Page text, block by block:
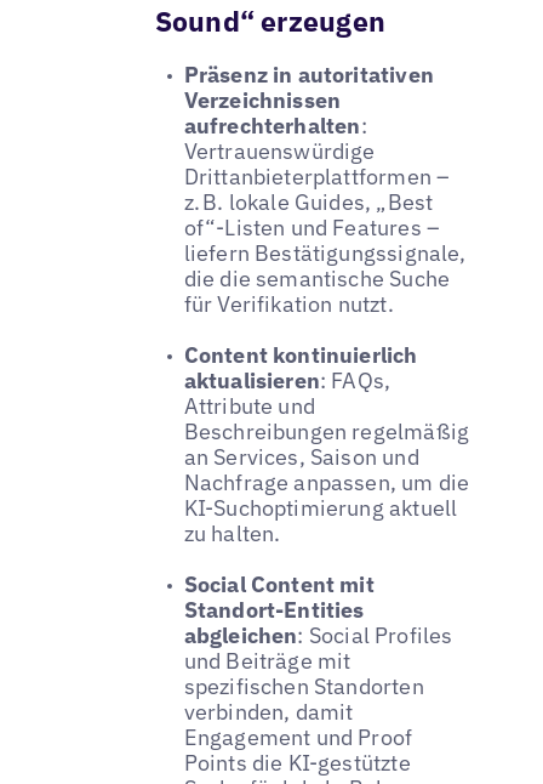
Sound“ erzeugen
Präsenz in autoritativen
Verzeichnissen
aufrechterhalten:
Vertrauenswürdige
Drittanbieterplattformen –
z. B. lokale Guides, „Best
of“-Listen und Features –
liefern Bestätigungssignale,
die die semantische Suche
für Verifikation nutzt.
Content kontinuierlich
aktualisieren: FAQs,
Attribute und
Beschreibungen regelmäßig
an Services, Saison und
Nachfrage anpassen, um die
KI-Suchoptimierung aktuell
zu halten.
Social Content mit
Standort-Entities
abgleichen: Social Profiles
und Beiträge mit
spezifischen Standorten
verbinden, damit
Engagement und Proof
Points die KI-gestützte